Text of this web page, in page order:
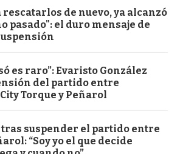
rescatarlos de nuevo, ya alcanzó
pasado": el duro mensaje de
es raro”: Evaristo González
del partido entre
Torque y Peñarol
tras suspender el partido entre
“Soy yo el que decide